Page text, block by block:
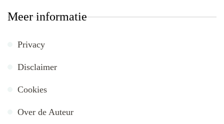
Meer informatie
Privacy
Disclaimer
Cookies
Over de Auteur